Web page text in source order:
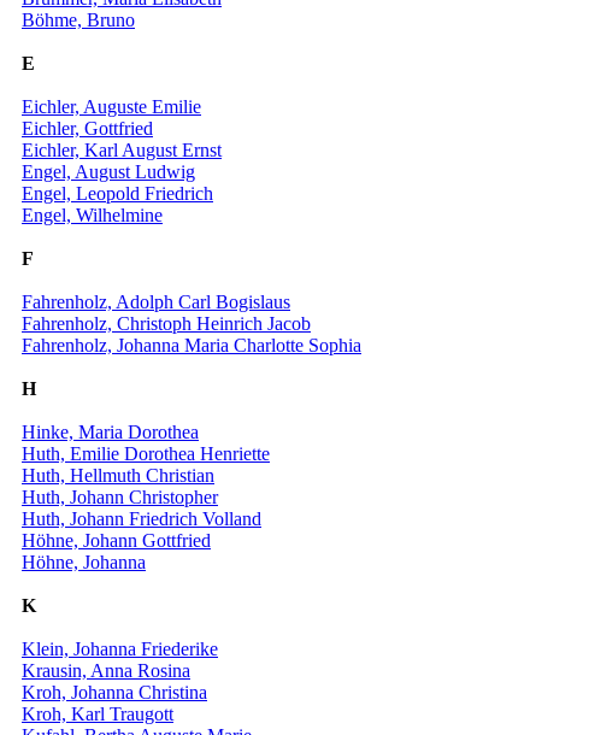
Böhme, Bruno
E
Eichler, Auguste Emilie
Eichler, Gottfried
Eichler, Karl August Ernst
Engel, August Ludwig
Engel, Leopold Friedrich
Engel, Wilhelmine
F
Fahrenholz, Adolph Carl Bogislaus
Fahrenholz, Christoph Heinrich Jacob
Fahrenholz, Johanna Maria Charlotte Sophia
H
Hinke, Maria Dorothea
Huth, Emilie Dorothea Henriette
Huth, Hellmuth Christian
Huth, Johann Christopher
Huth, Johann Friedrich Volland
Höhne, Johann Gottfried
Höhne, Johanna
K
Klein, Johanna Friederike
Krausin, Anna Rosina
Kroh, Johanna Christina
Kroh, Karl Traugott